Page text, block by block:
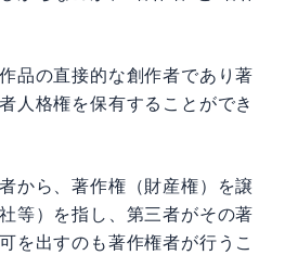
品の直接的な創作者であり著
人格権を保有することができ
から、著作権（財産権）を譲
等）を指し、第三者がその著
を出すのも著作権者が行うこ